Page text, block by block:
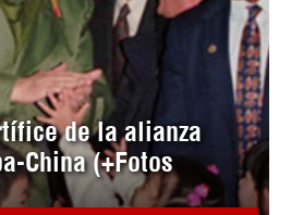
de la alianza
China (+Fotos